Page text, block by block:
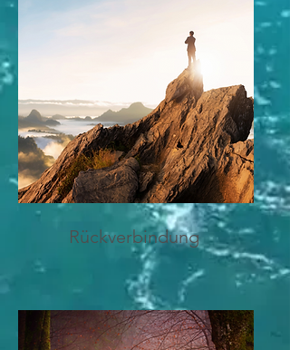
Rückverbindung